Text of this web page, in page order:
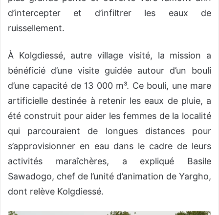
d’intercepter et d’infiltrer les eaux de
ruissellement.
À Kolgdiessé, autre village visité, la mission a
bénéficié d’une visite guidée autour d’un bouli
d’une capacité de 13 000 m³. Ce bouli, une mare
artificielle destinée à retenir les eaux de pluie, a
été construit pour aider les femmes de la localité
qui parcouraient de longues distances pour
s’approvisionner en eau dans le cadre de leurs
activités maraîchères, a expliqué Basile
Sawadogo, chef de l’unité d’animation de Yargho,
dont relève Kolgdiessé.